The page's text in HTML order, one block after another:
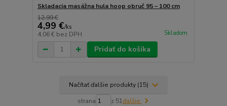
Skladacia masážna hula hoop obruč 95 – 100 cm
12,99 €
4,99 €/ks
4,06 € bez DPH Skladom
Pridať do košíka
Načítať ďalšie produkty (15)
strana z 51ďalšie